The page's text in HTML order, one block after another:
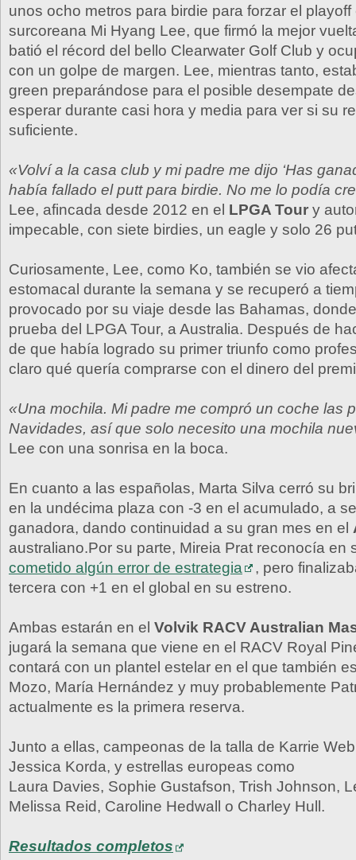
unos ocho metros para birdie para forzar el playoff
surcoreana Mi Hyang Lee, que firmó la mejor
batió el récord del bello Clearwater Golf Club y
con un golpe de margen. Lee, mientras tanto,
green preparándose para el posible desempate
esperar durante casi hora y media para ver si su
suficiente.
«Volví a la casa club y mi padre me dijo ‘Has
había fallado el putt para birdie. No me lo podía
Lee, afincada desde 2012 en el LPGA Tour y
impecable, con siete birdies, un eagle y solo 26
Curiosamente, Lee, como Ko, también se vio
estomacal durante la semana y se recuperó a
provocado por su viaje desde las Bahamas,
prueba del LPGA Tour, a Australia. Después de
de que había logrado su primer triunfo como
claro qué quería comprarse con el dinero del
«Una mochila. Mi padre me compró un coche las
Navidades, así que solo necesito una mochila
Lee con una sonrisa en la boca.
En cuanto a las españolas, Marta Silva cerró su
en la undécima plaza con -3 en el acumulado, a
ganadora, dando continuidad a su gran mes en el
australiano.Por su parte, Mireia Prat reconocía en
cometido algún error de estrategia
, pero
tercera con +1 en el global en su estreno.
Ambas estarán en el Volvik RACV Australian
jugará la semana que viene en el RACV Royal
contará con un plantel estelar en el que también
Mozo, María Hernández y muy probablemente
actualmente es la primera reserva.
Junto a ellas, campeonas de la talla de Karrie
Jessica Korda, y estrellas europeas como
Laura Davies, Sophie Gustafson, Trish Johnson,
Melissa Reid, Caroline Hedwall o Charley Hull.
Resultados completos